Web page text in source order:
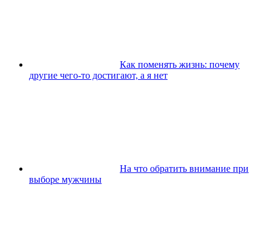
Как поменять жизнь: почему
другие чего-то достигают, а я нет
На что обратить внимание при
выборе мужчины